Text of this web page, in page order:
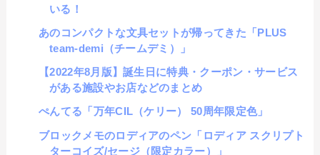
いる！
あのコンパクトな文具セットが帰ってきた「PLUS
team-demi（チームデミ）」
【2022年8月版】誕生日に特典・クーポン・サービス
がある施設やお店などのまとめ
ぺんてる「万年CIL（ケリー） 50周年限定色」
ブロックメモのロディアのペン「ロディア スクリプト
ターコイズ/セージ（限定カラー）」